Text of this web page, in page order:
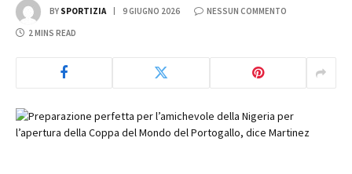
BY SPORTIZIA 9 GIUGNO 2026 NESSUN COMMENTO
2 MINS READ